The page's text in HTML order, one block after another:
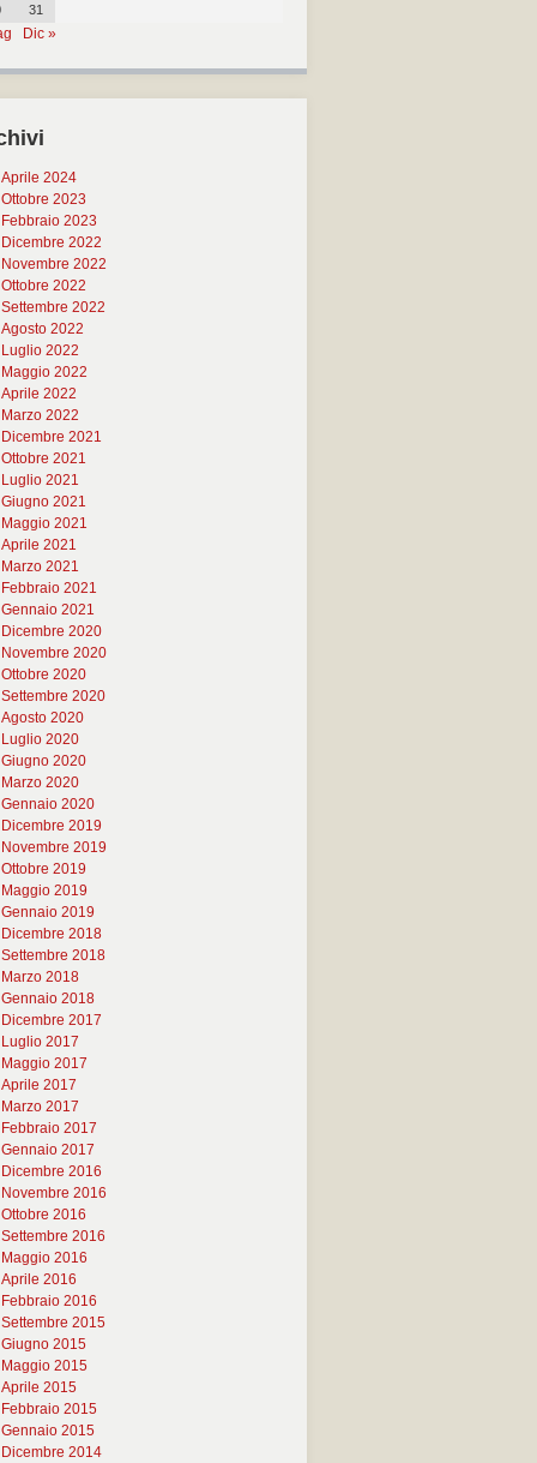
31
Dic »
Aprile 2024
Ottobre 2023
Febbraio 2023
Dicembre 2022
Novembre 2022
Ottobre 2022
Settembre 2022
Agosto 2022
Luglio 2022
Maggio 2022
Aprile 2022
Marzo 2022
Dicembre 2021
Ottobre 2021
Luglio 2021
Giugno 2021
Maggio 2021
Aprile 2021
Marzo 2021
Febbraio 2021
Gennaio 2021
Dicembre 2020
Novembre 2020
Ottobre 2020
Settembre 2020
Agosto 2020
Luglio 2020
Giugno 2020
Marzo 2020
Gennaio 2020
Dicembre 2019
Novembre 2019
Ottobre 2019
Maggio 2019
Gennaio 2019
Dicembre 2018
Settembre 2018
Marzo 2018
Gennaio 2018
Dicembre 2017
Luglio 2017
Maggio 2017
Aprile 2017
Marzo 2017
Febbraio 2017
Gennaio 2017
Dicembre 2016
Novembre 2016
Ottobre 2016
Settembre 2016
Maggio 2016
Aprile 2016
Febbraio 2016
Settembre 2015
Giugno 2015
Maggio 2015
Aprile 2015
Febbraio 2015
Gennaio 2015
Dicembre 2014